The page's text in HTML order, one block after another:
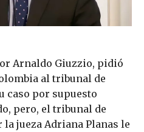
Arnaldo Giuzzio, pidió
al tribunal de
caso por supuesto
pero, el tribunal de
jueza Adriana Planas le